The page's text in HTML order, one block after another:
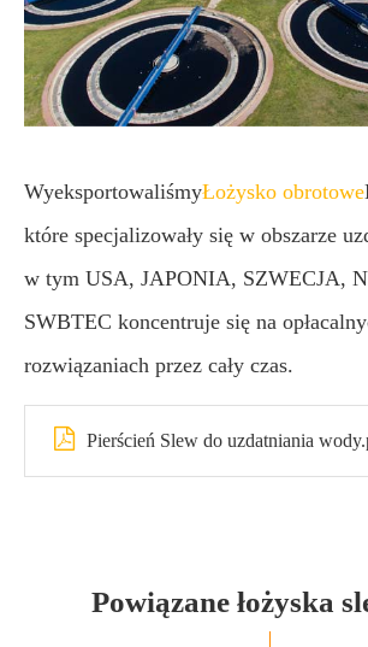
WyeksportowaliśmyŁożysko obrotowe
które specjalizowały się w obszarze
w tym USA, JAPONIA, SZWECJA,
SWBTEC koncentruje się na
rozwiązaniach przez cały czas.
Pierścień Slew do uzdatniania
Powiązane łożyska